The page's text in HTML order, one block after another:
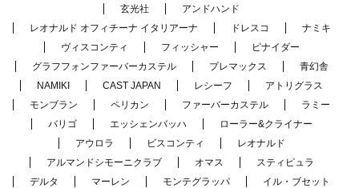
玄光社
アンドハンド
レオナルド オフィチーナ イタリアーナ
ドレスコ
ナミキ
ヴィスコンティ
フィッシャー
ピナイダー
グラフフォンファーバーカステル
プレマックス
青幻舎
NAMIKI
CAST JAPAN レシーフ
アトリグラス
モンブラン
ペリカン ファーバーカステル
ラミー
バリゴ
エッシェンバッハ
ローラー&クライナー
アウロラ
ビスコンティ
レオナルド
アルマンドシモーニクラブ
オマス
スティピュラ
デルタ
マーレン モンテグラッパ
イル・ブセット